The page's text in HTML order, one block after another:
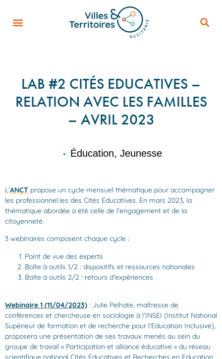
LAB #2 CITÉS EDUCATIVES –
RELATION AVEC LES FAMILLES
– AVRIL 2023
• Éducation, Jeunesse
L’ANCT propose un cycle mensuel thématique pour accompagner
les professionnel.les des Cités Educatives. En mars 2023, la
thématique abordée a été celle de l’engagement et de la
citoyenneté.
3 webinaires composent chaque cycle :
Point de vue des experts
Boîte à outils 1/2 : dispositifs et ressources nationales
Boîte à outils 2/2 : retours d’expériences
Webinaire 1 (11/04/2023) : Julie Pelhate, maîtresse de
conférences et chercheuse en sociologie à l’INSEI (Institut National
Supérieur de formation et de recherche pour l’Education Inclusive),
proposera une présentation de ses travaux menés au sein du
groupe de travail « Participation et alliance éducative » du réseau
scientifique national Cités Educatives et Recherches en Education